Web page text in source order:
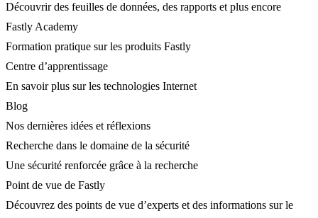
Découvrir des feuilles de données, des rapports et plus encore
Fastly Academy
Formation pratique sur les produits Fastly
Centre d’apprentissage
En savoir plus sur les technologies Internet
Blog
Nos dernières idées et réflexions
Recherche dans le domaine de la sécurité
Une sécurité renforcée grâce à la recherche
Point de vue de Fastly
Découvrez des points de vue d’experts et des informations sur le